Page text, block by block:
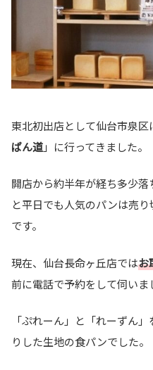
東北初出店として仙台市泉
ぱん道」に行ってきました。
開店から約半年が経ち多少
と平日でも人気のパンは売
です。
現在、仙台長命ヶ丘店ではお
前に電話で予約をして伺いま
「ぷれーん」と「れーずん
りした生地の食パンでした。